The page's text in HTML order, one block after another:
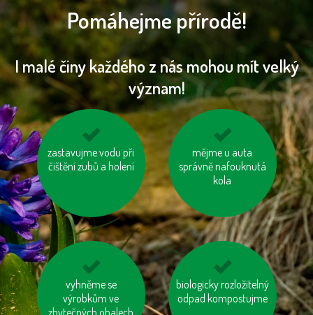
Pomáhejme přírodě!
I malé činy každého z nás mohou mít velký
význam!
zastavujme vodu při
čištění zubů a holení
vzniklý odpad třiďme
mějme u auta
správně nafouknutá
kola
jezděme na kole
vyhněme se
výrobkům ve
nevytvářejme
zbytečný odpad
biologicky rozložitelný
odpad kompostujme
nebojme se
toaletního papíru z